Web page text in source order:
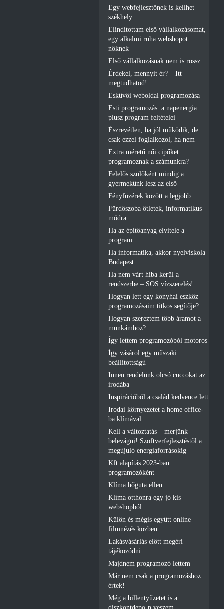
Egy webfejlesztőnek is kellhet
székhely
Elindítottam első vállalkozásomat,
egy alkalmi ruha webshopot
nőknek
Első vállalkozásnak nem is rossz
Érdekel, mennyit ér? – Itt
megtudhatod!
Esküvői weboldal programozása
Esti programozás: a napenergia
plusz program feltételei
Észrevétlen, ha jól működik, de
csak ezzel foglalkozol, ha nem
Extra méretű női cipőket
programoznak a számunkra?
Felelős szülőként mindig a
gyermekünk lesz az első
Fényfüzérek között a legjobb
Fürdőszoba ötletek, informatikus
módra
Ha az építőanyag elvitele a
program…
Ha informatika, akkor nyelviskola
Budapest
Ha nem várt hiba kerül a
rendszerbe – SOS vízszerelés!
Hogyan lett egy konyhai eszköz
programozásaim titkos segítője?
Hogyan szereztem több áramot a
munkámhoz?
Így lettem programozóból motoros
Így vásárol egy műszaki
beállítottságú
Innen rendelünk olcsó cuccokat az
irodába
Inspirációból a család kedvence lett
Irodai környezetet a home office-
ba klímával
Kell a változtatás – merjünk
belevágni! Szoftverfejlesztéstől a
megújuló energiaforrásokig
Kft alapítás 2023-ban
programozóként
Klíma hőguta ellen
Klíma otthonra egy jó kis
webshopból
Külön és mégis együtt online
filmnézés közben
Lakásvásárlás előtt megéri
tájékozódni
Majdnem programozó lettem
Már nem csak a programozáshoz
értek!
Még a billentyűzetet is a